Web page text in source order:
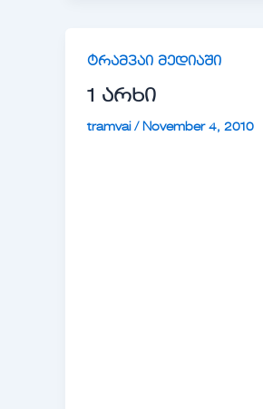
ტრამვაი მედიაში
1 არხი
tramvai / November 4, 2010